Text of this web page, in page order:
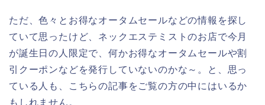
ただ、色々とお得なオータムセールなどの情報を探し
ていて思ったけど、ネックエステミストのお店で今月
が誕生日の人限定で、何かお得なオータムセールや割
引クーポンなどを発行していないのかな～。と、思っ
ている人も、こちらの記事をご覧の方の中にはいるか
もしれません。